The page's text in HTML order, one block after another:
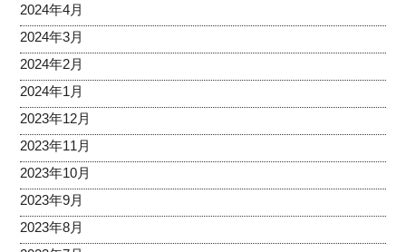
2024年4月
2024年3月
2024年2月
2024年1月
2023年12月
2023年11月
2023年10月
2023年9月
2023年8月